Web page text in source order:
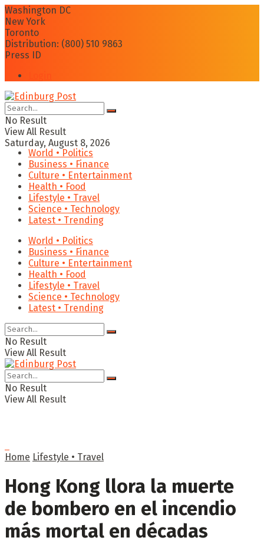
Washington DC
New York
Toronto
Distribution: (800) 510 9863
Press ID
No Result
View All Result
Saturday, August 8, 2026
World • Politics
Business • Finance
Culture • Entertainment
Health • Food
Lifestyle • Travel
Science • Technology
Latest • Trending
World • Politics
Business • Finance
Culture • Entertainment
Health • Food
Lifestyle • Travel
Science • Technology
Latest • Trending
No Result
View All Result
No Result
View All Result
Home Lifestyle • Travel
Hong Kong llora la muerte
de bombero en el incendio
más mortal en décadas